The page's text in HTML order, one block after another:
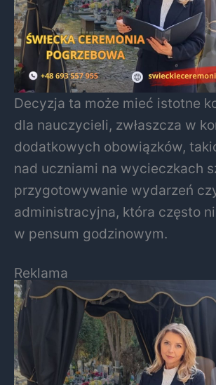
Decyzja ta może mieć istotne
dla nauczycieli, zwłaszcza w
dodatkowych obowiązków,
nad uczniami na wycieczkach
przygotowywanie wydarzeń
administracyjna, która często
w pensum godzinowym.
Reklama